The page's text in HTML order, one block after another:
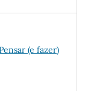
(e fazer)